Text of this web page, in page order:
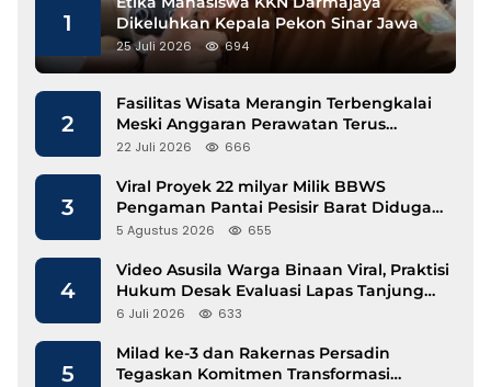
1
Dikeluhkan Kepala Pekon Sinar Jawa
25 Juli 2026 694
2
Fasilitas Wisata Merangin Terbengkalai
Meski Anggaran Perawatan Terus
Mengalir
22 Juli 2026 666
3
Viral Proyek 22 milyar Milik BBWS
Pengaman Pantai Pesisir Barat Diduga
Gunakan Besi Banci
5 Agustus 2026 655
4
Video Asusila Warga Binaan Viral, Praktisi
Hukum Desak Evaluasi Lapas Tanjung
Raja
6 Juli 2026 633
5
Milad ke-3 dan Rakernas Persadin
Tegaskan Komitmen Transformasi